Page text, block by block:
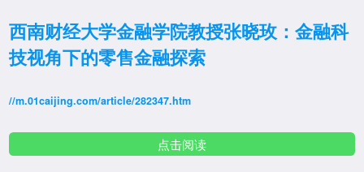
西南财经大学金融学院教授张晓玫：金融科
技视角下的零售金融探索
//m.01caijing.com/article/282347.htm
点击阅读